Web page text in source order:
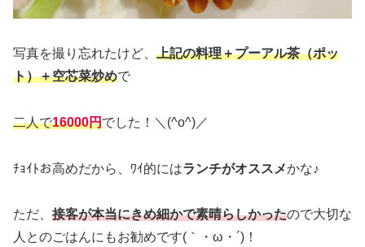
写真を撮り忘れたけど、 上記の料理＋プーアル茶（ポッ
ト）＋空芯菜炒めで
二人で16000円でした！＼(^o^)／
ﾁｮｲﾄお高めだから、ﾜｲ的にはランチがオススメかな♪
ただ、 接客が本当にきめ細かで素晴らしかったので大切な
人とのごはんにもお勧めです(｀・ω・´)！